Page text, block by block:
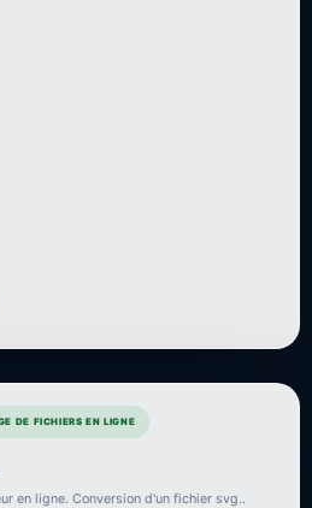
DE FICHIERS EN LIGNE
en ligne. Conversion d'un fichier svg..